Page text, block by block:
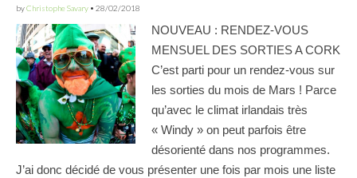
byChristophe Savary • 28/02/2018
NOUVEAU : RENDEZ-VOUS
MENSUEL DES SORTIES A CORK
C’est parti pour un rendez-vous sur
les sorties du mois de Mars ! Parce
qu’avec le climat irlandais très
« Windy » on peut parfois être
désorienté dans nos programmes.
J’ai donc décidé de vous présenter une fois par mois une liste